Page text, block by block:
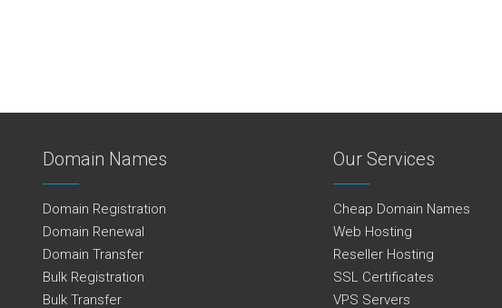
Domain Names
Domain Registration
Domain Renewal
Domain Transfer
Bulk Registration
Bulk Transfer
Our Services
Cheap Domain Names
Web Hosting
Reseller Hosting
SSL Certificates
VPS Servers